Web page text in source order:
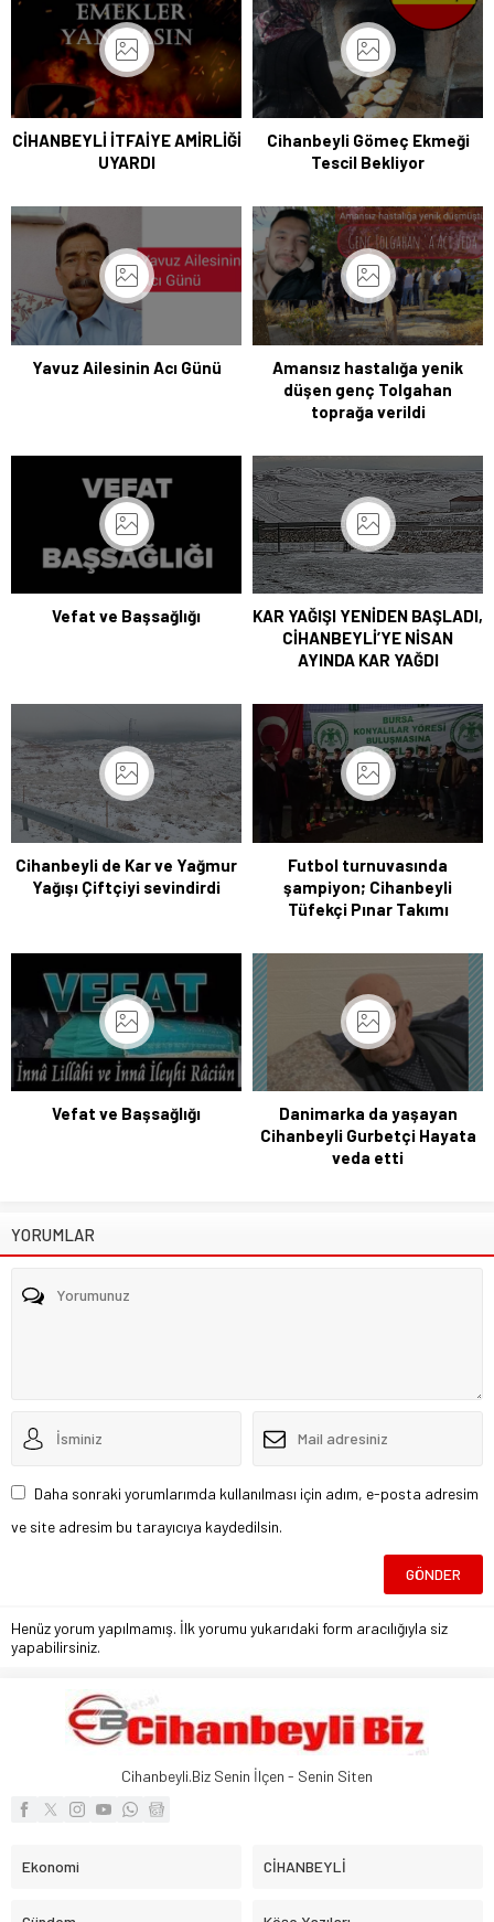
CİHANBEYLİ İTFAİYE AMİRLİĞİ
UYARDI
Cihanbeyli Gömeç Ekmeği
Tescil Bekliyor
Yavuz Ailesinin Acı Günü
Amansız hastalığa yenik
düşen genç Tolgahan
toprağa verildi
Vefat ve Başsağlığı
KAR YAĞIŞI YENİDEN BAŞLADI,
CİHANBEYLİ’YE NİSAN
AYINDA KAR YAĞDI
Cihanbeyli de Kar ve Yağmur
Yağışı Çiftçiyi sevindirdi
Futbol turnuvasında
şampiyon; Cihanbeyli
Tüfekçi Pınar Takımı
Vefat ve Başsağlığı
Danimarka da yaşayan
Cihanbeyli Gurbetçi Hayata
veda etti
YORUMLAR
Daha sonraki yorumlarımda kullanılması için adım, e-posta adresim
ve site adresim bu tarayıcıya kaydedilsin.
Henüz yorum yapılmamış. İlk yorumu yukarıdaki form aracılığıyla siz
yapabilirsiniz.
Cihanbeyli.Biz Senin İlçen - Senin Siten
Ekonomi CİHANBEYLİ